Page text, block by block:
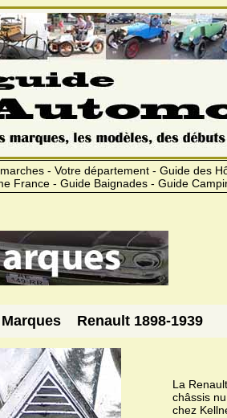
- Votre département - Guide des
France - Guide Baignades - Guide
Marques Renault 1898-1939
La
châssis
chez